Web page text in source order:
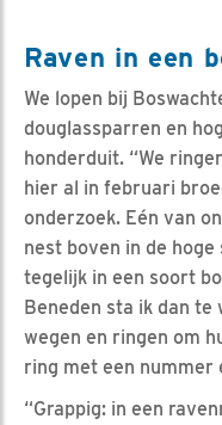
Raven in een
We lopen bij
douglassparren en
honderduit. “We
hier al in februari
onderzoek. Eén van
nest boven in de
tegelijk in een soort
Beneden sta ik dan te
wegen en ringen om
ring met een nummer
“Grappig: in een